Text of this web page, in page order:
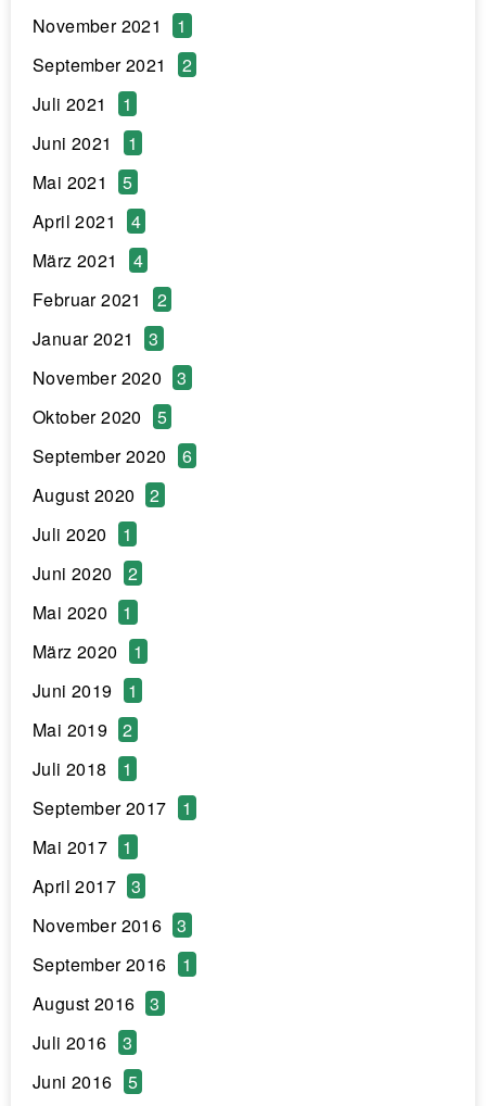
November 2021
1
September 2021
2
Juli 2021
1
Juni 2021
1
Mai 2021
5
April 2021
4
März 2021
4
Februar 2021
2
Januar 2021
3
November 2020
3
Oktober 2020
5
September 2020
6
August 2020
2
Juli 2020
1
Juni 2020
2
Mai 2020
1
März 2020
1
Juni 2019
1
Mai 2019
2
Juli 2018
1
September 2017
1
Mai 2017
1
April 2017
3
November 2016
3
September 2016
1
August 2016
3
Juli 2016
3
Juni 2016
5